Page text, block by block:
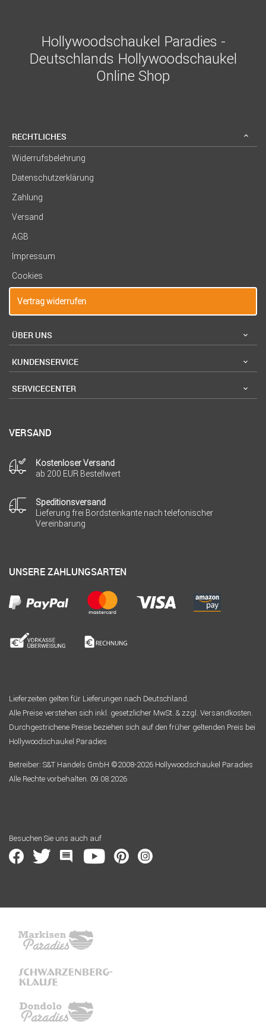
Hollywoodschaukel Paradies -
Deutschlands Hollywoodschaukel
Online Shop
RECHTLICHES
Widerrufsbelehrung
Datenschutzerklärung
Zahlung
Versand
AGB
Impressum
Cookies
Vertrag widerrufen
ÜBER UNS
KUNDENSERVICE
SERVICECENTER
VERSAND
Kostenloser Versand
ab 200 EUR Bestellwert
Speditionsversand
Lieferung frei Bordsteinkante nach telefonischer
Vereinbarung
UNSERE ZAHLUNGSARTEN
Lieferzeiten gelten für Lieferungen nach Deutschland.
Alle Preise verstehen sich inkl. gesetzlicher MwSt. & zzgl. Versandkosten.
Durchgestrichene Preise beziehen sich auf den früher geltenden Preis bei
Hollywoodschaukel Paradies
Betreiber: S&T Handels GmbH ©2008-2026 Hollywoodschaukel Paradies
Alle Rechte vorbehalten. 09.08.2026
Besuchen Sie uns auch auf